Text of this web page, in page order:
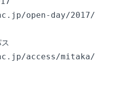
open-day/2017/
access/mitaka/